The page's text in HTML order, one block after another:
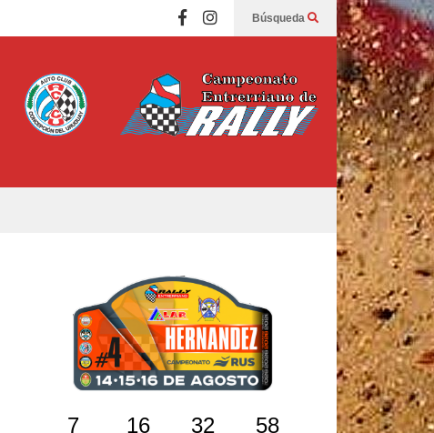
Búsqueda
7 16 32 57